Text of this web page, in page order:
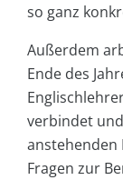
so ganz
Außerdem
Ende des
verbindet
anstehenden
Fragen zur